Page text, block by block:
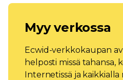
Myy verkossa
Ecwid-verkkokaupan
helposti missä tahansa,
Internetissä ja kaikkialla